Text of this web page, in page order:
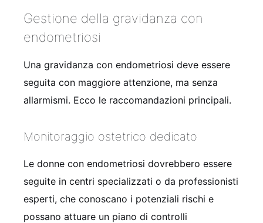
Gestione della gravidanza con
endometriosi
Una gravidanza con endometriosi deve essere
seguita con maggiore attenzione, ma senza
allarmismi. Ecco le raccomandazioni principali.
Monitoraggio ostetrico dedicato
Le donne con endometriosi dovrebbero essere
seguite in centri specializzati o da professionisti
esperti, che conoscano i potenziali rischi e
possano attuare un piano di controlli